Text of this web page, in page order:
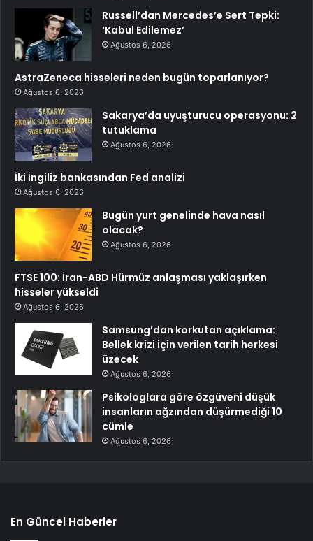
Russell’dan Mercedes’e Sert Tepki:
‘Kabul Edilemez’
Ağustos 6, 2026
AstraZeneca hisseleri neden bugün toparlanıyor?
Ağustos 6, 2026
Sakarya’da uyuşturucu operasyonu: 2
tutuklama
Ağustos 6, 2026
İki İngiliz bankasından Fed analizi
Ağustos 6, 2026
Bugün yurt genelinde hava nasıl
olacak?
Ağustos 6, 2026
FTSE 100: İran-ABD Hürmüz anlaşması yaklaşırken
hisseler yükseldi
Ağustos 6, 2026
Samsung’dan korkutan açıklama:
Bellek krizi için verilen tarih herkesi
üzecek
Ağustos 6, 2026
Psikologlara göre özgüveni düşük
insanların ağzından düşürmediği 10
cümle
Ağustos 6, 2026
En Güncel Haberler